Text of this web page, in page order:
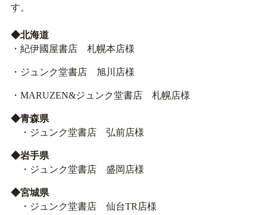
す。
◆北海道
・紀伊國屋書店 札幌本店様
・ジュンク堂書店 旭川店様
・MARUZEN&ジュンク堂書店 札幌店様
◆青森県
・ジュンク堂書店 弘前店様
◆岩手県
・ジュンク堂書店 盛岡店様
◆宮城県
・ジュンク堂書店 仙台TR店様